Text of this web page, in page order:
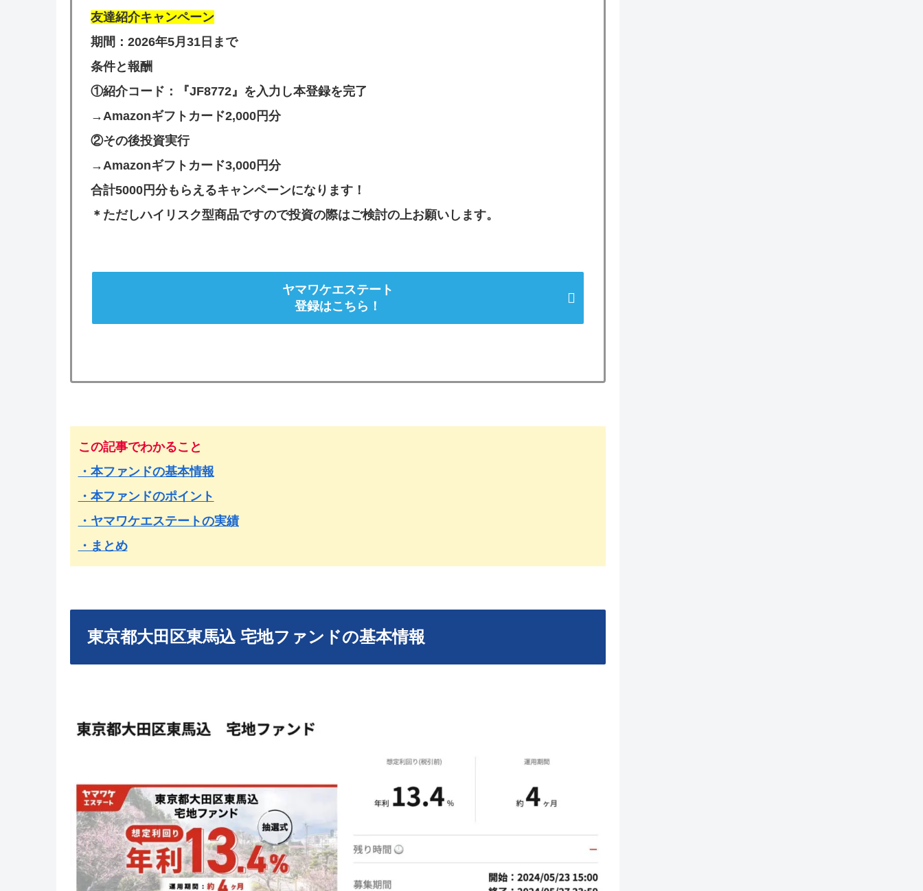
友達紹介キャンペーン
期間：2026年5月31日まで
条件と報酬
①紹介コード：『JF8772』を入力し本登録を完了
→Amazonギフトカード2,000円分
②その後投資実行
→Amazonギフトカード3,000円分
合計5000円分もらえるキャンペーンになります！
＊ただしハイリスク型商品ですので投資の際はご検討の上お願いします。
ヤマワケエステート
登録はこちら！
この記事でわかること
・本ファンドの基本情報
・本ファンドのポイント
・ヤマワケエステートの実績
・まとめ
東京都大田区東馬込 宅地ファンドの基本情報